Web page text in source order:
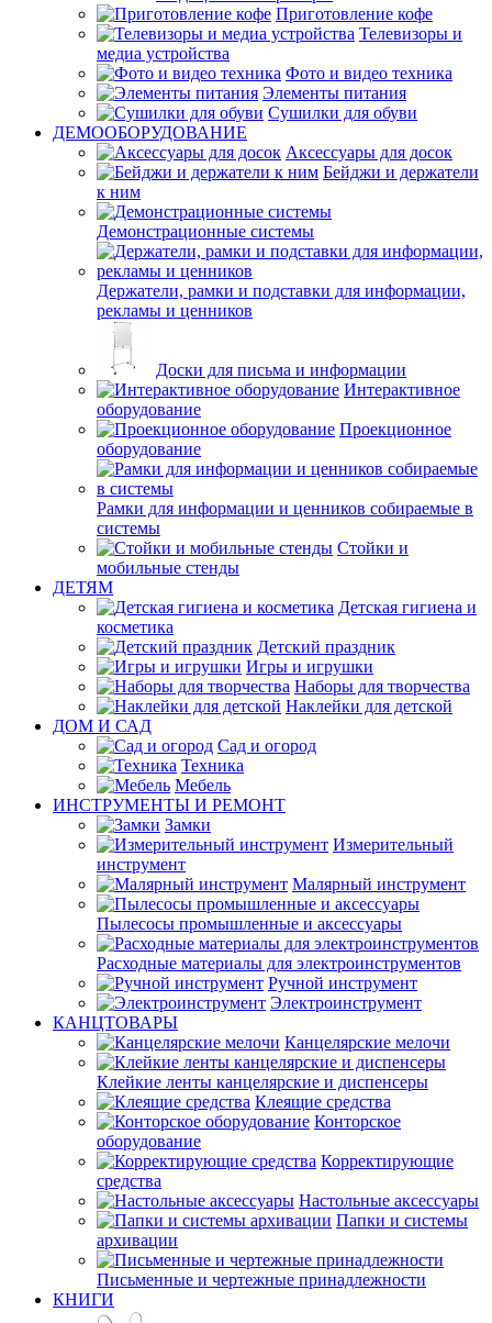
Приготовление кофе
Телевизоры и
медиа устройства
Фото и видео техника
Элементы питания
Сушилки для обуви
ДЕМООБОРУДОВАНИЕ
Аксессуары для досок
Бейджи и держатели
к ним
Демонстрационные системы
Держатели, рамки и подставки для информации,
рекламы и ценников
Доски для письма и информации
Интерактивное
оборудование
Проекционное
оборудование
Рамки для информации и ценников собираемые в
системы
Стойки и
мобильные стенды
ДЕТЯМ
Детская гигиена и
косметика
Детский праздник
Игры и игрушки
Наборы для творчества
Наклейки для детской
ДОМ И САД
Сад и огород
Техника
Мебель
ИНСТРУМЕНТЫ И РЕМОНТ
Замки
Измерительный
инструмент
Малярный инструмент
Пылесосы промышленные и аксессуары
Расходные материалы для электроинструментов
Ручной инструмент
Электроинструмент
КАНЦТОВАРЫ
Канцелярские мелочи
Клейкие ленты канцелярские и диспенсеры
Клеящие средства
Конторское
оборудование
Корректирующие
средства
Настольные аксессуары
Папки и системы
архивации
Письменные и чертежные принадлежности
КНИГИ